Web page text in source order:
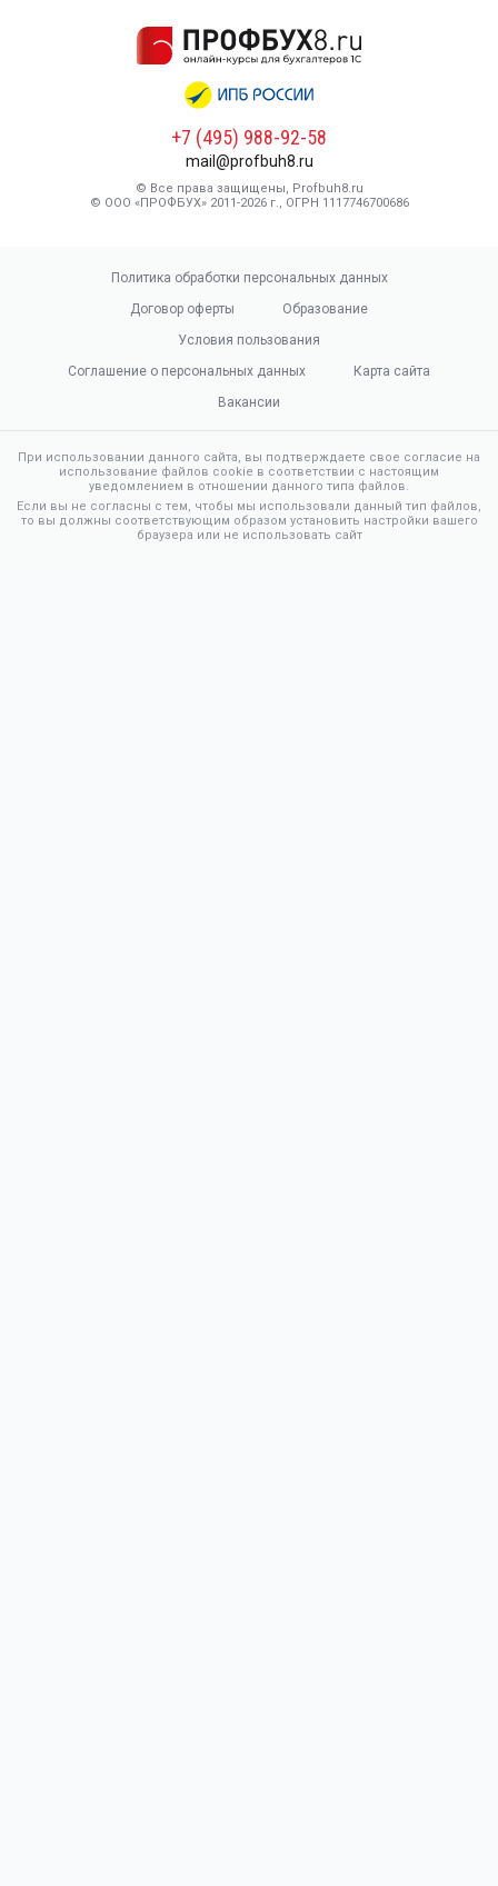
+7 (495) 988-92-58
mail@profbuh8.ru
© Все права защищены, Profbuh8.ru
© ООО «ПРОФБУХ» 2011-2026 г., ОГРН 1117746700686
Политика обработки персональных данных
Договор оферты
Образование
Условия пользования
Соглашение о персональных данных
Карта сайта
Вакансии
При использовании данного сайта, вы подтверждаете свое согласие на
использование файлов cookie в соответствии с настоящим
уведомлением в отношении данного типа файлов.
Если вы не согласны с тем, чтобы мы использовали данный тип файлов,
то вы должны соответствующим образом установить настройки вашего
браузера или не использовать сайт